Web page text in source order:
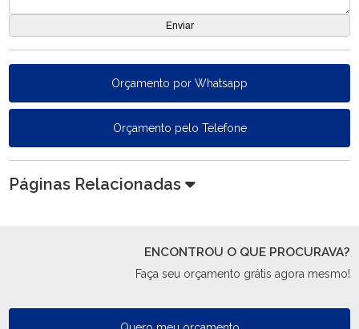
Orçamento por Whatsapp
Orçamento pelo Telefone
Páginas Relacionadas
ENCONTROU O QUE PROCURAVA?
Faça seu orçamento grátis agora mesmo!